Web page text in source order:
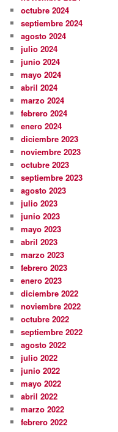
octubre 2024
septiembre 2024
agosto 2024
julio 2024
junio 2024
mayo 2024
abril 2024
marzo 2024
febrero 2024
enero 2024
diciembre 2023
noviembre 2023
octubre 2023
septiembre 2023
agosto 2023
julio 2023
junio 2023
mayo 2023
abril 2023
marzo 2023
febrero 2023
enero 2023
diciembre 2022
noviembre 2022
octubre 2022
septiembre 2022
agosto 2022
julio 2022
junio 2022
mayo 2022
abril 2022
marzo 2022
febrero 2022